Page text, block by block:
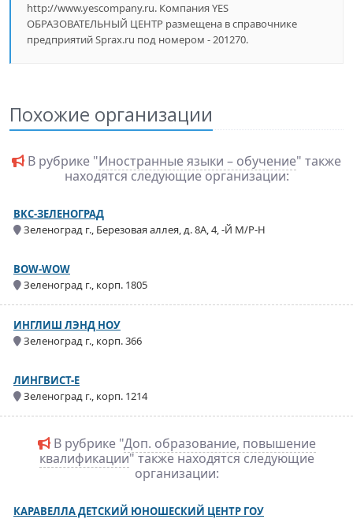
http://www.yescompany.ru. Компания YES
ОБРАЗОВАТЕЛЬНЫЙ ЦЕНТР размещена в справочнике
предприятий Sprax.ru под номером - 201270.
Похожие организации
В рубрике "Иностранные языки – обучение" также
находятся следующие организации:
BKC-ЗЕЛЕНОГРАД
Зеленоград г., Березовая аллея, д. 8А, 4, -Й М/Р-Н
BOW-WOW
Зеленоград г., корп. 1805
ИНГЛИШ ЛЭНД НОУ
Зеленоград г., корп. 366
ЛИНГВИСТ-Е
Зеленоград г., корп. 1214
В рубрике "Доп. образование, повышение
квалификации" также находятся следующие
организации:
КАРАВЕЛЛА ДЕТСКИЙ ЮНОШЕСКИЙ ЦЕНТР ГОУ